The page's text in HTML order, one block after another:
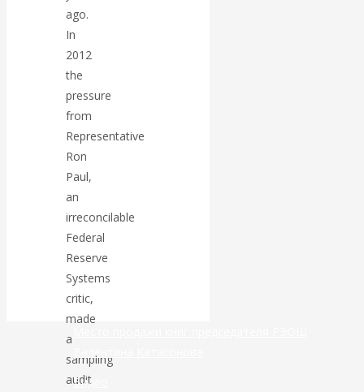
Катасонов.
Воздушные
коридоры:
«Паутина-2»
провалилась, но
маршруты в
небе никуда не
делись
ago.
In
2012
the
pressure
from
Representative
Ron
Paul,
an
irreconcilable
Federal
Reserve
Systems
critic,
made
a
sampling
audit
Валентина Катасонова
Видео